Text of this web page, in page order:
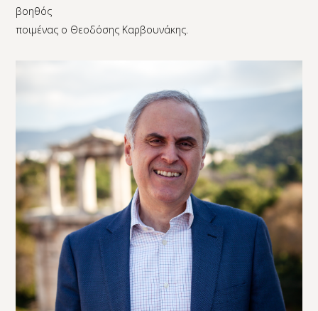
βοηθός
ποιμένας ο Θεοδόσης Καρβουνάκης.